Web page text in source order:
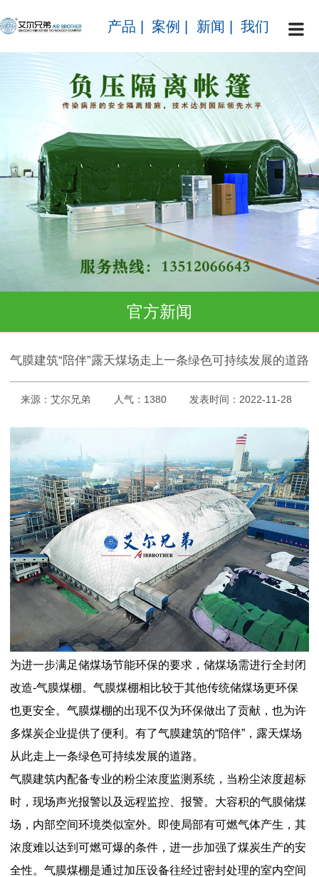
产品 案例 新闻 我们
官方新闻
气膜建筑“陪伴”露天煤场走上一条绿色可持续发展的道路
来源：艾尔兄弟 人气：1380 发表时间：2022-11-28
为进一步满足储煤场节能环保的要求，储煤场需进行全封闭
改造-气膜煤棚。气膜煤棚相比较于其他传统储煤场更环保
也更安全。气膜煤棚的出现不仅为环保做出了贡献，也为许
多煤炭企业提供了便利。有了气膜建筑的“陪伴”，露天煤场
从此走上一条绿色可持续发展的道路。
气膜建筑内配备专业的粉尘浓度监测系统，当粉尘浓度超标
时，现场声光报警以及远程监控、报警。大容积的气膜储煤
场，内部空间环境类似室外。即使局部有可燃气体产生，其
浓度难以达到可燃可爆的条件，进一步加强了煤炭生产的安
全性。气膜煤棚是通过加压设备往经过密封处理的室内空间